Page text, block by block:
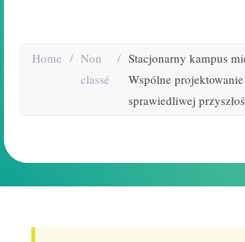
Home / Non
classé
/ Stacjonarny kampus
Wspólne
sprawiedliwej